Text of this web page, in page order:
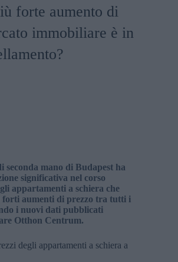
forte aumento di
immobiliare è in
seconda mano di Budapest ha
significativa nel corso
appartamenti a schiera che
aumenti di prezzo tra tutti i
i nuovi dati pubblicati
Otthon Centrum.
degli appartamenti a schiera a